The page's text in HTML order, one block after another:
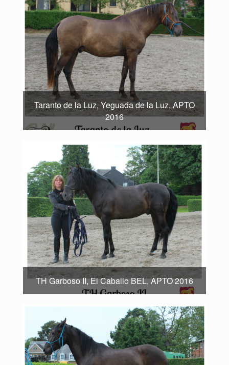
Taranto de la Luz, Yeguada de la Luz, APTO
2016
TH Garboso II, El Caballo BEL, APTO 2016